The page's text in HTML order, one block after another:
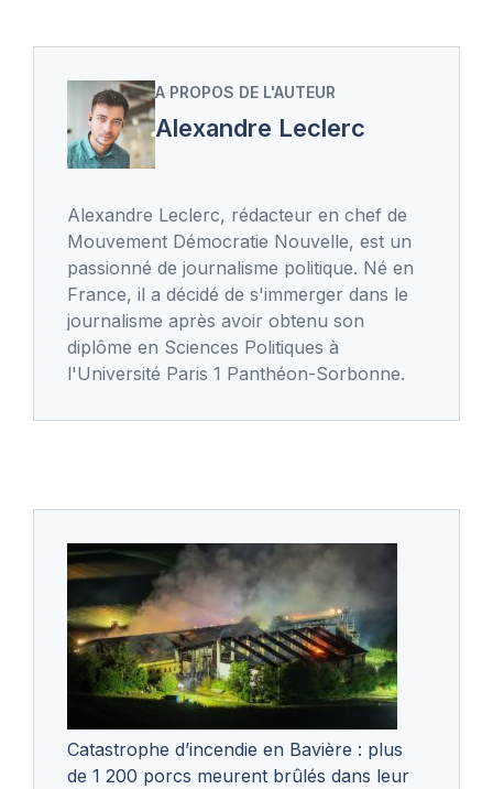
A PROPOS DE L'AUTEUR
Alexandre Leclerc
Alexandre Leclerc, rédacteur en chef de
Mouvement Démocratie Nouvelle, est un
passionné de journalisme politique. Né en
France, il a décidé de s'immerger dans le
journalisme après avoir obtenu son
diplôme en Sciences Politiques à
l'Université Paris 1 Panthéon-Sorbonne.
Catastrophe d’incendie en Bavière : plus
de 1 200 porcs meurent brûlés dans leur